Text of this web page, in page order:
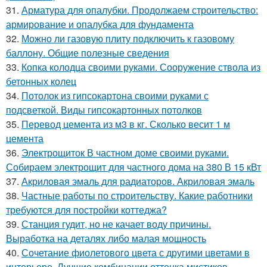
31. Арматура для опалубки. Продолжаем строительство:
армирование и опалубка для фундамента
32. Можно ли газовую плиту подключить к газовому
баллону. Общие полезные сведения
33. Копка колодца своими руками. Сооружение ствола из
бетонных колец
34. Потолок из гипсокартона своими руками с
подсветкой. Виды гипсокартонных потолков
35. Перевод цемента из м3 в кг. Сколько весит 1 м
цемента
36. Электрощиток В частном доме своими руками.
Собираем электрощит для частного дома на 380 В 15 кВт
37. Акриловая эмаль для радиаторов. Акриловая эмаль
38. Частные работы по строительству. Какие работники
требуются для постройки коттеджа?
39. Станция гудит, но не качает воду причины.
Выработка на деталях либо малая мощность
40. Сочетание фиолетового цвета с другими цветами в